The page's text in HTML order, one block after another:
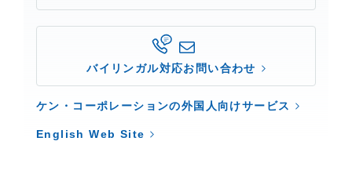
バイリンガル対応お問い合わせ
ケン・コーポレーションの外国人向けサービス
English Web Site